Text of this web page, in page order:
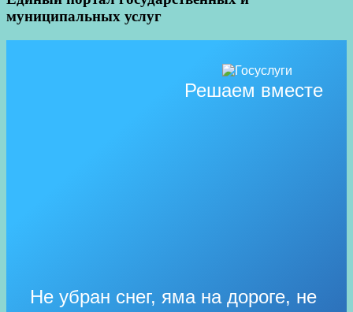
муниципальных услуг
Решаем вместе
Не убран снег, яма на дороге, не